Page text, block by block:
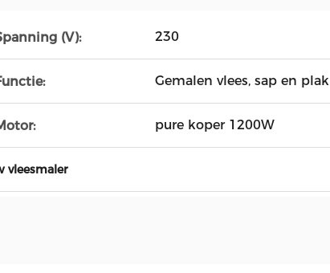
(V): 230
Gemalen vlees, sap en plak
pure koper 1200W
vleesmaler